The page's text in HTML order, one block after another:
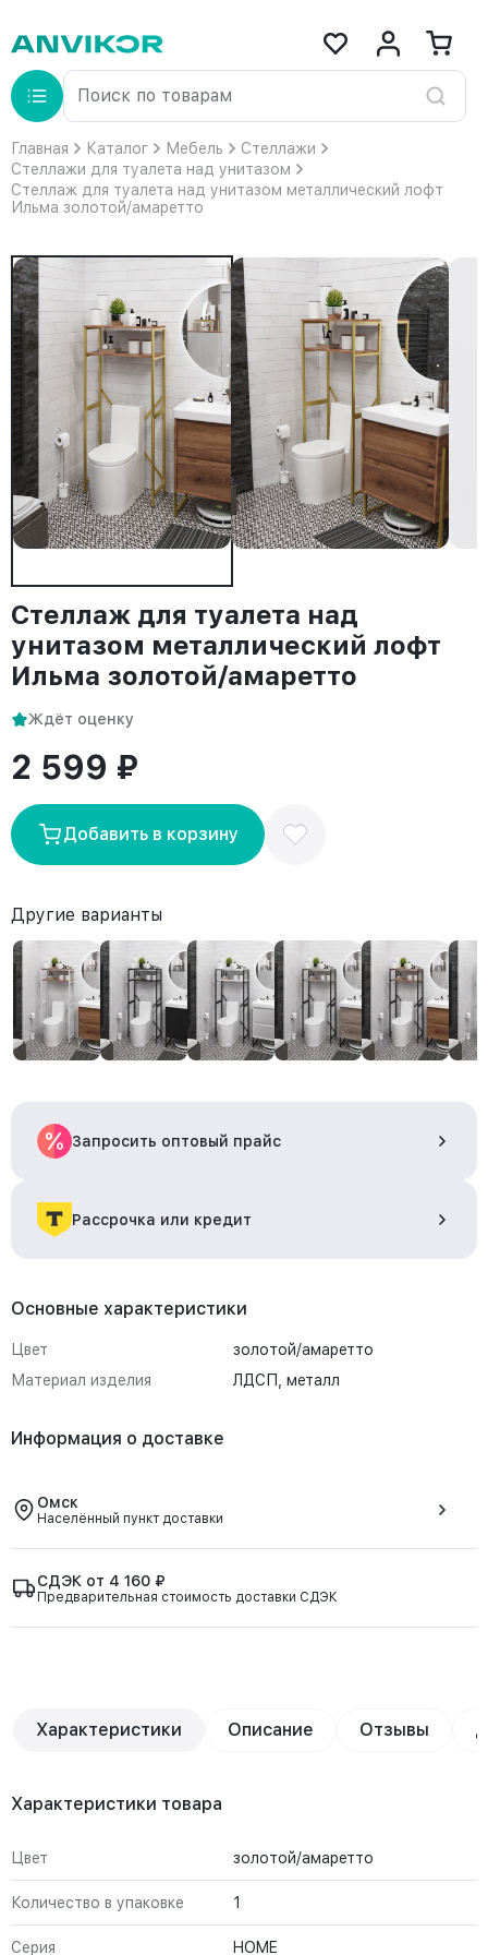
Главная Каталог Мебель
Стеллажи
Стеллажи для туалета над унитазом
Стеллаж для туалета над унитазом металлический лофт
Ильма золотой/амаретто
Стеллаж для туалета над
унитазом металлический лофт
Ильма золотой/амаретто
Ждёт оценку
2 599 ₽
Добавить в корзину
Другие варианты
Запросить оптовый прайс
Рассрочка или кредит
Основные характеристики
Цвет
золотой/амаретто
Материал изделия
ЛДСП, металл
Информация о доставке
Омск
Населённый пункт доставки
СДЭК от 4 160 ₽
Предварительная стоимость доставки СДЭК
Характеристики Описание Отзывы
Характеристики товара
Цвет золотой/амаретто
Количество в упаковке 1
Серия HOME